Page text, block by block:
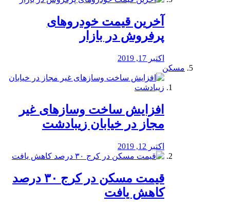
آخرین قیمت خودرو‌های
پرفروش در بازار
اکتبر 17, 2019
مسکن
افزایش ساخت وسازهای غیر
مجاز در خیابان زیبادشت
اکتبر 12, 2019
️قیمت مسکن در کرج ۳۰ درصد
کاهش یافت